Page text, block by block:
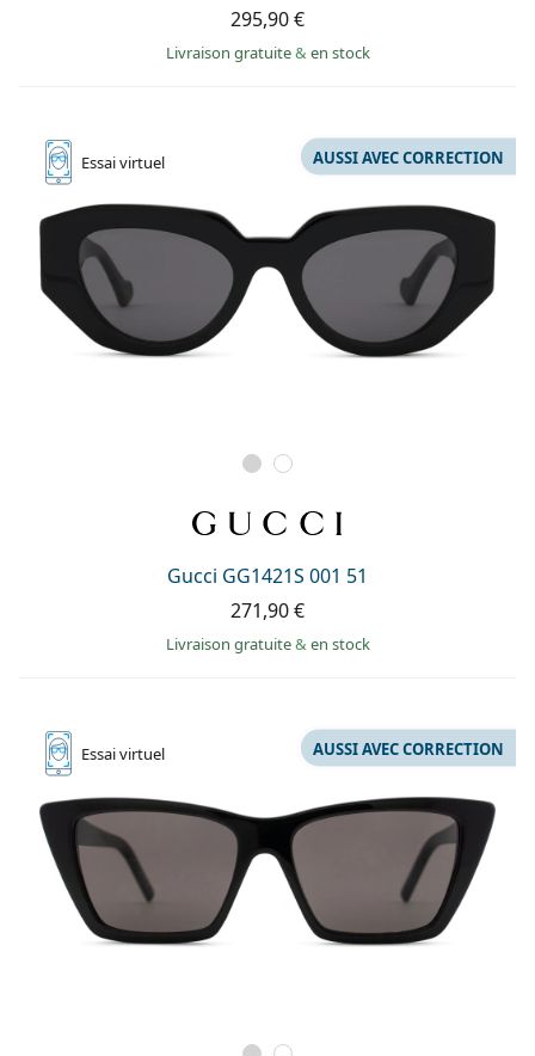
295,90 €
Livraison gratuite& en stock
Essaivirtuel
Gucci GG1421S 001 51
AUSSI AVEC CORRECTION
271,90 €
Livraison gratuite& en stock
Essaivirtuel AUSSI AVEC CORRECTION